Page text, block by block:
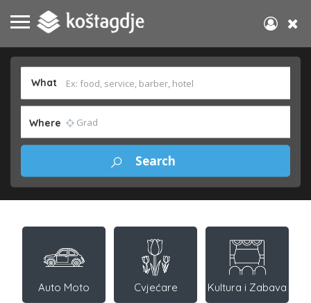
What
Where
Auto Moto Cvjećare Kultura i Zabava